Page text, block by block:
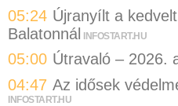
05:24 Újranyílt a
Balatonnál INFOSTART.HU
05:00 Útravaló – 2026.
04:47 Az idősek
INFOSTART.HU